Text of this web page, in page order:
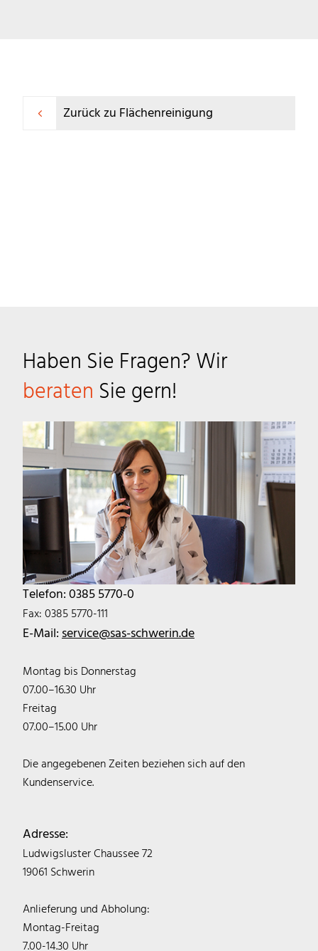
Zurück zu Flächenreinigung
Haben Sie Fragen? Wir
beraten Sie gern!
Telefon: 0385 5770-0
Fax: 0385 5770-111
E-Mail:service@sas-schwerin.de
Montag bis Donnerstag
07.00–16.30 Uhr
Freitag
07.00–15.00 Uhr
Die angegebenen Zeiten beziehen sich auf den
Kundenservice.
Adresse:
Ludwigsluster Chaussee 72
19061 Schwerin
Anlieferung und Abholung:
Montag-Freitag
7.00-14.30 Uhr